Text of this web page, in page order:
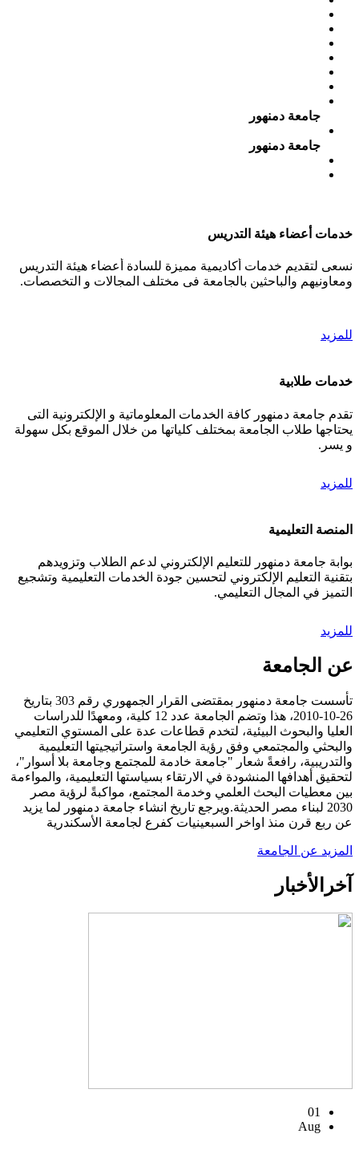
جامعة دمنهور
جامعة دمنهور
خدمات أعضاء هيئة التدريس
نسعى لتقديم خدمات أكاديمية مميزة للسادة أعضاء هيئة التدريس
ومعاونيهم والباحثين بالجامعة فى مختلف المجالات و التخصصات.
للمزيد
خدمات طلابية
تقدم جامعة دمنهور كافة الخدمات المعلوماتية و الإلكترونية التى
يحتاجها طلاب الجامعة بمختلف كلياتها من خلال الموقع بكل سهولة
و يسر.
للمزيد
المنصة التعليمية
بوابة جامعة دمنهور للتعليم الإلكتروني لدعم الطلاب وتزويدهم
بتقنية التعليم الإلكتروني لتحسين جودة الخدمات التعليمية وتشجيع
التميز في المجال التعليمي.
للمزيد
عن الجامعة
تأسست جامعة دمنهور بمقتضى القرار الجمهوري رقم 303 بتاريخ
26-10-2010، هذا وتضم الجامعة عدد 12 كلية، ومعهدًا للدراسات
العليا والبحوث البيئية، لتخدم قطاعات عدة على المستوي التعليمي
والبحثي والمجتمعي وفق رؤية الجامعة واستراتيجيتها التعليمية
والتدريبية، رافعةً شعار "جامعة خادمة للمجتمع وجامعة بلا أسوار"،
لتحقيق أهدافها المنشودة في الارتقاء بسياستها التعليمية، والمواءمة
بين معطيات البحث العلمي وخدمة المجتمع، مواكبةً لرؤية مصر
2030 لبناء مصر الحديثة.ويرجع تاريخ انشاء جامعة دمنهور لما يزيد
عن ربع قرن منذ اواخر السبعينيات كفرع لجامعة الأسكندرية
المزيد عن الجامعة
آخر الأخبار
01
Aug